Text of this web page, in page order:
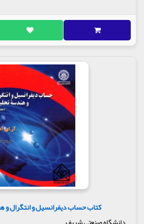
کتاب حساب دیفرانسیل و انتگرال و